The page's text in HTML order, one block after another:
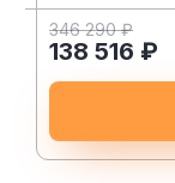
346 290 ₽
138 516 ₽